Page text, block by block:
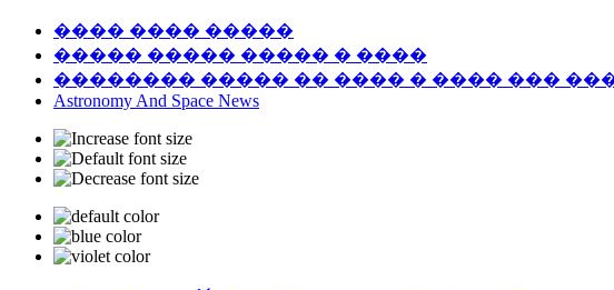
���� ���� �����
����� ����� ����� � ����
�������� ����� �� ���� � ���� ���
Astronomy And Space News